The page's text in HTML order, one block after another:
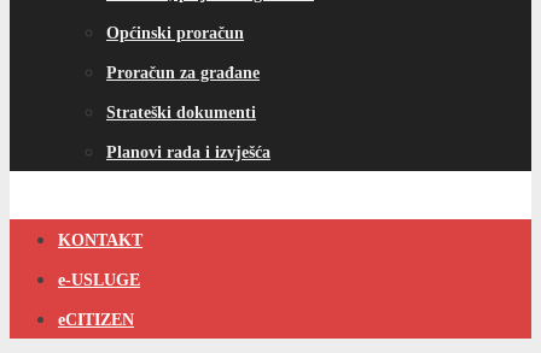
Općinski proračun
Proračun za građane
Strateški dokumenti
Planovi rada i izvješća
KONTAKT
e-USLUGE
eCITIZEN